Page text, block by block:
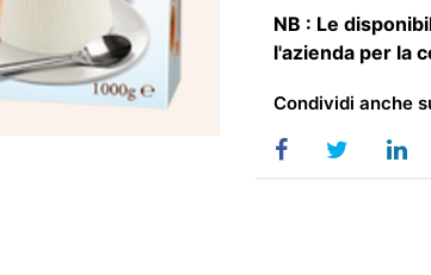
NB : Le
l'azienda per la
Condividi anche